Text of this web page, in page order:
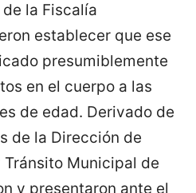
la Fiscalía
establecer que ese
presumiblemente
en el cuerpo a las
de edad. Derivado de
de la Dirección de
Municipal de
y presentaron ante el